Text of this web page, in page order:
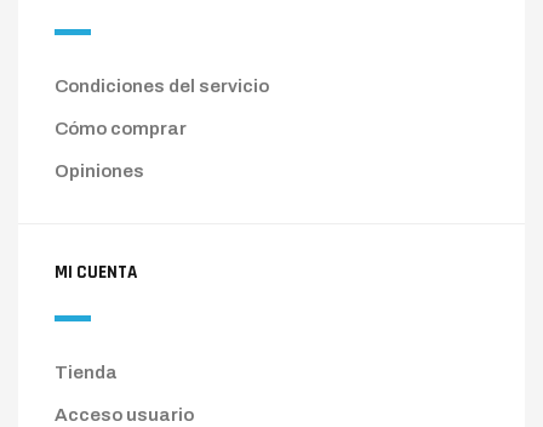
Condiciones del servicio
Cómo comprar
Opiniones
MI CUENTA
Tienda
Acceso usuario